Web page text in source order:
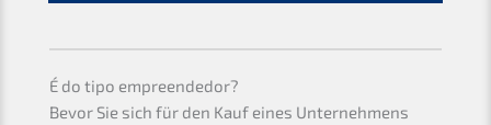
É do tipo empreendedor?
Bevor Sie sich für den Kauf eines Unter­neh­mens